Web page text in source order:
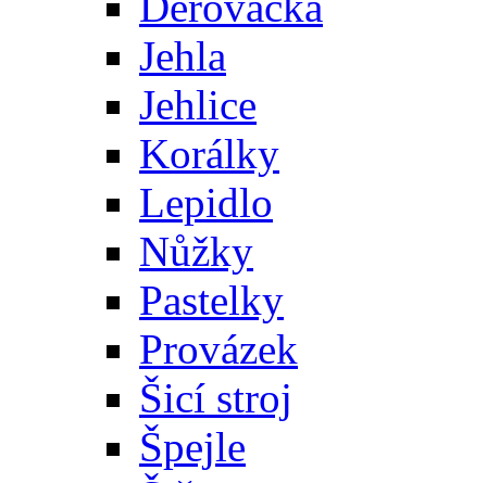
Jehla
Jehlice
Korálky
Lepidlo
Nůžky
Pastelky
Provázek
Šicí stroj
Špejle